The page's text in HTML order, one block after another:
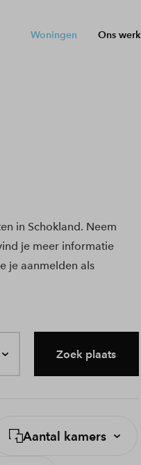
Woningen Ons werk
in Schokland. Neem
je meer informatie
je aanmelden als
Zoek plaats
Aantal kamers